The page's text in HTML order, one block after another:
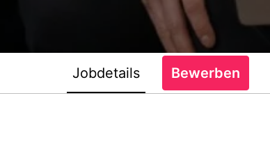
Jobdetails Bewerben